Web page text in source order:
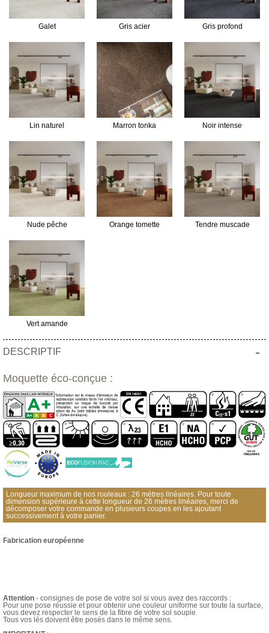
Galet Gris acier Gris profond
Lin naturel Marron tonka Noir intense
Nude pêche Orange tomette Tendre muscade
Vert amande
DESCRIPTIF -
Moquette éco-conçue :
Longueur maximum de nos rouleaux : 26 mètres linéaires. Pour toute
dimension supérieure à cette longueur de 26 mètres linéaires, merci de
décomposer votre commande en plusieurs coupes en les ajoutant
successivement à votre panier.
Fabrication européenne
Attention - consignes de pose de votre sol si vous avez des raccords :
Pour une pose réussie et pour obtenir une couleur uniforme sur toute la surface,
vous devez respecter le sens de la fibre de votre sol souple.
Tous vos lés doivent être posés dans le même sens.